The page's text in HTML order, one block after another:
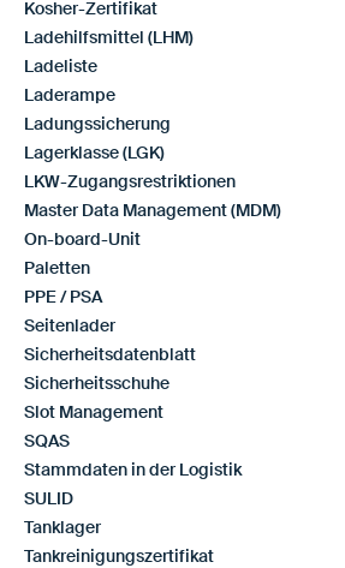
Kosher-Zertifikat
Ladehilfsmittel (LHM)
Ladeliste
Laderampe
Ladungssicherung
Lagerklasse (LGK)
LKW-Zugangsrestriktionen
Master Data Management (MDM)
On-board-Unit
Paletten
PPE / PSA
Seitenlader
Sicherheitsdatenblatt
Sicherheitsschuhe
Slot Management
SQAS
Stammdaten in der Logistik
SULID
Tanklager
Tankreinigungszertifikat